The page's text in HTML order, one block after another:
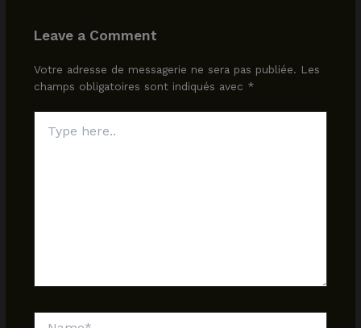
Leave a Comment
Votre adresse de messagerie ne sera pas publiée. Les
champs obligatoires sont indiqués avec *
here..